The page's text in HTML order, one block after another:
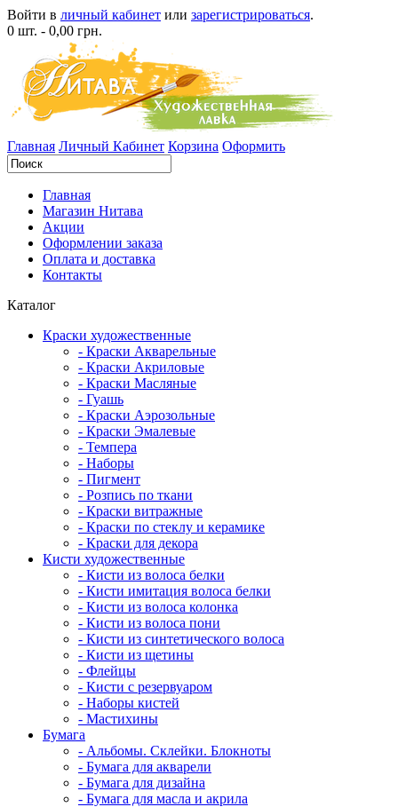
Войти в личный кабинет или зарегистрироваться.
0 шт. - 0,00 грн.
Главная Личный Кабинет Корзина Оформить
Главная
Магазин Нитава
Акции
Оформлении заказа
Оплата и доставка
Контакты
Каталог
Краски художественные
- Краски Акварельные
- Краски Акриловые
- Краски Масляные
- Гуашь
- Краски Аэрозольные
- Краски Эмалевые
- Темпера
- Наборы
- Пигмент
- Розпись по ткани
- Краски витражные
- Краски по стеклу и керамике
- Краски для декора
Кисти художественные
- Кисти из волоса белки
- Кисти имитация волоса белки
- Кисти из волоса колонка
- Кисти из волоса пони
- Кисти из синтетического волоса
- Кисти из щетины
- Флейцы
- Кисти с резервуаром
- Наборы кистей
- Мастихины
Бумага
- Альбомы. Склейки. Блокноты
- Бумага для акварели
- Бумага для дизайна
- Бумага для масла и акрила